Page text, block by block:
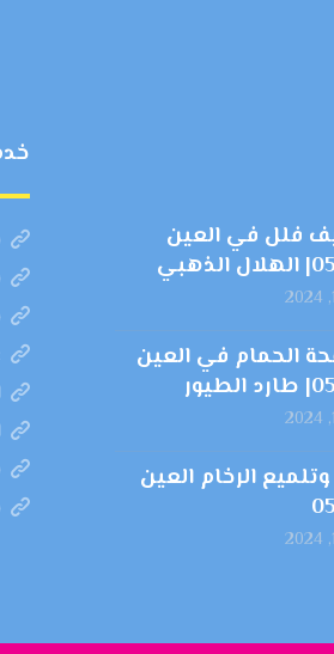
فلل في العين
الحمام في العين
الرخام العين